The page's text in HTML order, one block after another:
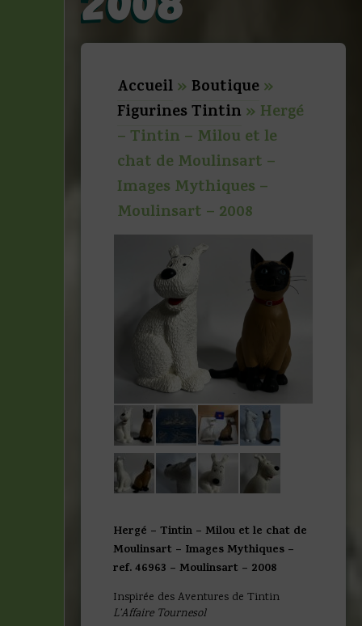
Accueil»Boutique»
Figurines Tintin » Hergé
– Tintin – Milou et le
chat de Moulinsart –
Images Mythiques –
Moulinsart – 2008
Hergé – Tintin – Milou et le chat de
Moulinsart – Images Mythiques –
ref. 46963 – Moulinsart – 2008
Inspirée des Aventures de Tintin
L’Affaire Tournesol